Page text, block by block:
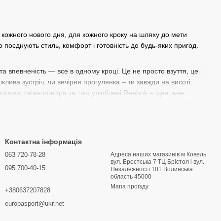
нового дня, для кожного кроку на шляху до мети
стиль, комфорт і готовність до будь-яких пригод.
впевненість — все в одному кроці. Це не просто взуття, це
зустріч, чи вечірня прогулянка – ти завжди на висоті.
свіже повітря та твої улюблені Reebok – ідеальне
Ти можеш купити жіночі кросівки Reebok для інтенсивних
далеко не останню роль. Покупка ідеальних кросівок —
відкриття нових місць у рідному місті чи просто
вперед до нових пригод! 🏞️👟
Контактна інформація
063 720-78-28
095 700-40-15
+380637207828
europasport@ukr.net
Адреса наших магазинів м Ковель
вул. Брестська 7 ТЦ Брістол і вул.
Hезалежності 101 Волинська
область 45000
Мапа проїзду